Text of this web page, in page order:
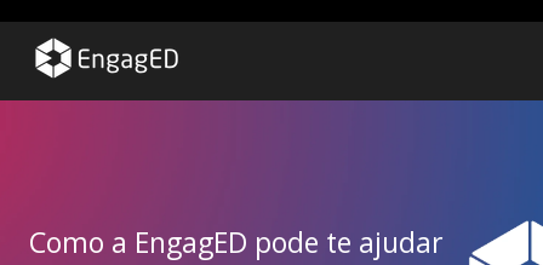
Como a EngagED pode te ajudar